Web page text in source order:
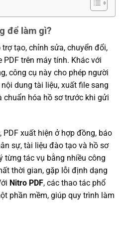
để làm gì?
trợ tạo, chỉnh sửa, chuyển đổi,
trên máy tính. Khác với
công cụ này cho phép người
dung tài liệu, xuất file sang
chuẩn hóa hồ sơ trước khi gửi
xuất hiện ở hợp đồng, báo
sự, tài liệu đào tạo và hồ sơ
từng tác vụ bằng nhiều công
thời gian, gặp lỗi định dạng
Nitro PDF, các thao tác phổ
phần mềm, giúp quy trình làm